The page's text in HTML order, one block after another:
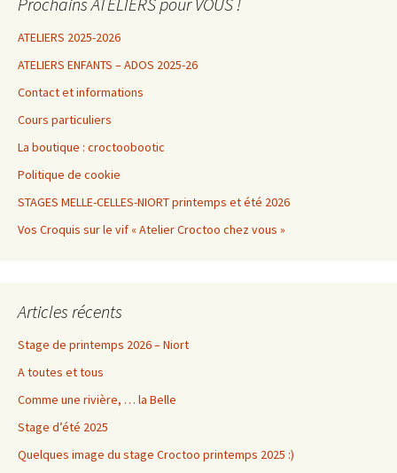
ATELIERS 2025-2026
ATELIERS ENFANTS – ADOS 2025-26
Contact et informations
Cours particuliers
La boutique : croctoobootic
Politique de cookie
STAGES MELLE-CELLES-NIORT printemps et été 2026
Vos Croquis sur le vif « Atelier Croctoo chez vous »
Articles récents
Stage de printemps 2026 – Niort
A toutes et tous
Comme une rivière, … la Belle
Stage d’été 2025
Quelques image du stage Croctoo printemps 2025 :)